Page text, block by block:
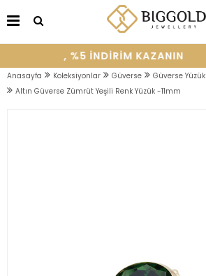
OLUN, %5 INDIRIM KAZANIN
Anasayfa Koleksiyonlar Güverse
Güverse Yüzük
Altın Güverse Zümrüt Yeşili Renk Yüzük -11mm